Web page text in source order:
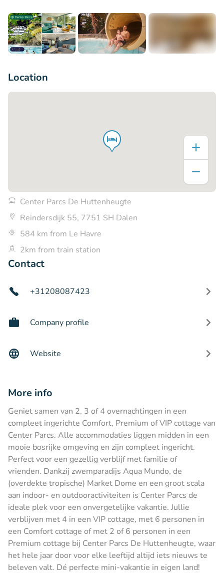
Location
Center Parcs De Huttenheugte
Reindersdijk 55, 7751 SH Dalen
584 km from Le Havre
2km from train station
Contact
+31208087423
Company profile
Website
More info
Geniet samen van 2, 3 of 4 overnachtingen in een
compleet ingerichte Comfort, Premium of VIP cottage van
Center Parcs. Alle accommodaties liggen midden in een
mooie bosrijke omgeving en zijn compleet ingericht.
Perfect voor een gezellig verblijf met familie of
vrienden. Dankzij zwemparadijs Aqua Mundo, de
(overdekte tropische) Market Dome en een groot scala
aan indoor- en outdooractiviteiten is Center Parcs de
ideale plek voor een onvergetelijke vakantie. Jullie
verblijven met 4 in een VIP cottage, met 6 personen in
een Comfort cottage of met 2 of 6 personen in een
Premium cottage bij Center Parcs De Huttenheugte, waar
het hele jaar door voor elke leeftijd altijd iets nieuws te
beleven valt. Dé perfecte mini-vakantie in eigen land!